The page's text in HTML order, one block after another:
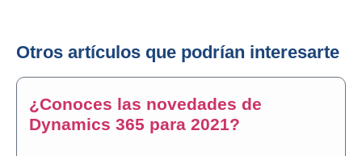
Otros artículos que podrían interesarte
¿Conoces las novedades de
Dynamics 365 para 2021?